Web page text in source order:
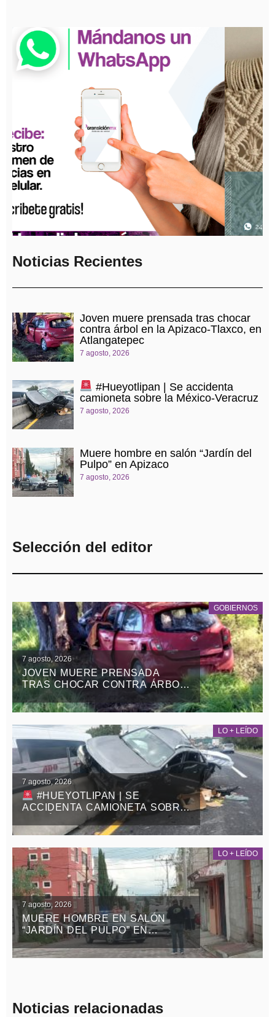
Noticias Recientes
Joven muere prensada tras chocar
contra árbol en la Apizaco-Tlaxco, en
Atlangatepec
7 agosto, 2026
#Hueyotlipan | Se accidenta
camioneta sobre la México-Veracruz
7 agosto, 2026
Muere hombre en salón “Jardín del
Pulpo” en Apizaco
7 agosto, 2026
Selección del editor
GOBIERNOS
7 agosto, 2026
JOVEN MUERE PRENSADA
TRAS CHOCAR CONTRA ÁRBOL
EN LA APIZACO-TLAXCO, EN
ATLANGATEPEC
LO + LEÍDO
7 agosto, 2026
#HUEYOTLIPAN | SE
ACCIDENTA CAMIONETA SOBRE
LA MÉXICO-VERACRUZ
LO + LEÍDO
7 agosto, 2026
MUERE HOMBRE EN SALÓN
“JARDÍN DEL PULPO” EN
APIZACO
Noticias relacionadas